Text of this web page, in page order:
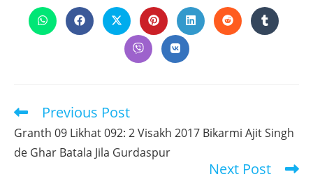
CONTENT
Opens
in
Opens
in
Opens
in
new
window
Opens
in
new
window
Opens
in
Opens
in
Opens
in
Opens
in
Opens
in
Read
articles
Previous Post
Granth 09 Likhat 092: 2 Visakh 2017 Bikarmi Ajit Singh
de Ghar Batala Jila Gurdaspur
Next Post